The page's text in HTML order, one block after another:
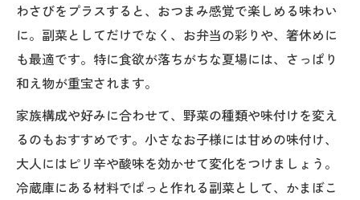
わさびをプラスすると、おつまみ感覚で楽しめる味わい
に。副菜としてだけでなく、お弁当の彩りや、箸休めに
も最適です。特に食欲が落ちがちな夏場には、さっぱり
和え物が重宝されます。
家族構成や好みに合わせて、野菜の種類や味付けを変え
るのもおすすめです。小さなお子様には甘めの味付け、
大人にはピリ辛や酸味を効かせて変化をつけましょう。
冷蔵庫にある材料でぱっと作れる副菜として、かまぼこ